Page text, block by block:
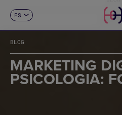
ES
FR
DE
IT
PT
BLOG
MARKETING
PSICOLOGIA: